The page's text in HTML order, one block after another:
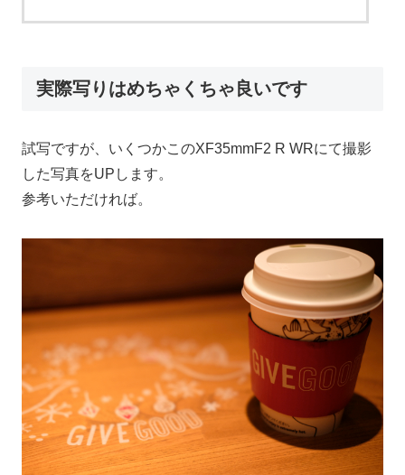
実際写りはめちゃくちゃ良いです
試写ですが、いくつかこのXF35mmF2 R WRにて撮影
した写真をUPします。
参考いただければ。